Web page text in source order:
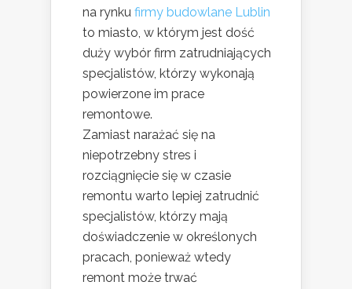
na rynku firmy budowlane Lublin
to miasto, w którym jest dość
duży wybór firm zatrudniających
specjalistów, którzy wykonają
powierzone im prace
remontowe.
Zamiast narażać się na
niepotrzebny stres i
rozciągnięcie się w czasie
remontu warto lepiej zatrudnić
specjalistów, którzy mają
doświadczenie w określonych
pracach, ponieważ wtedy
remont może trwać